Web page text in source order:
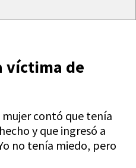
víctima de
contó que tenía
y que ingresó a
no tenía miedo, pero